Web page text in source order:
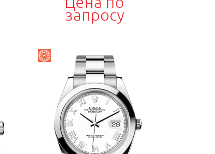
запросу